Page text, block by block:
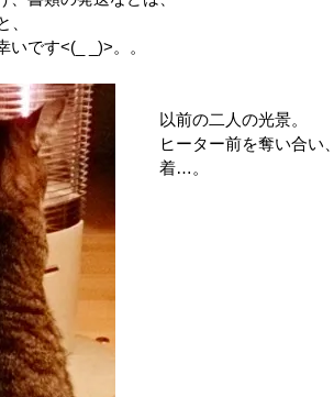
です<(_ _)>。。
以前の二人の光景。
ヒーター前を奪い合い
着…。